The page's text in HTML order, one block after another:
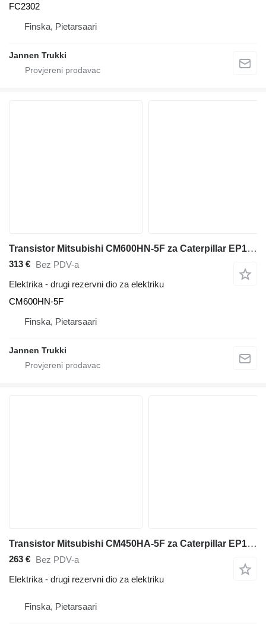
FC2302
Finska, Pietarsaari
Jannen Trukki
Transistor Mitsubishi CM600HN-5F za Caterpillar EP18KT električnog viljuškara
313 € Bez PDV-a
Elektrika - drugi rezervni dio za elektriku
CM600HN-5F
Finska, Pietarsaari
Jannen Trukki
Transistor Mitsubishi CM450HA-5F za Caterpillar EP18KT električnog viljuškara
263 € Bez PDV-a
Elektrika - drugi rezervni dio za elektriku
Finska, Pietarsaari